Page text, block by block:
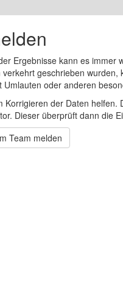
Ergebnisse kann es
geschrieben
Umlauten oder anderen
Korrigieren der Daten
Dieser überprüft dann die
Team melden